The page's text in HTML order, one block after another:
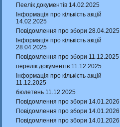
Пеелік документів 14.02.2025
Інформація про кількість акцій
14.02.2025
Повідомлення про збори 28.04.2025
Інформація про кількість акцій
28.04.2025
Повідомлення про збори 11.12.2025
перелік документів 11.12.2025
Інформація про кількість акцій
11.12.2025
бюлетень 11.12.2025
Повідомлення про збори 14.01.2026
Повідомлення про збори 14.01.2026
Повідомлення про збори 14.01.2026